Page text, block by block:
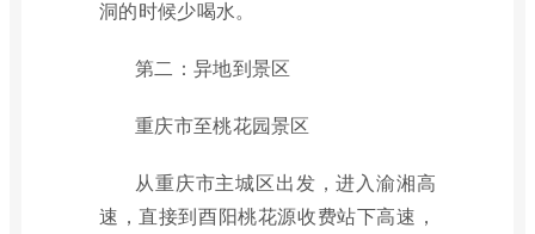
洞的时候少喝水。
第二：异地到景区
重庆市至桃花园景区
从重庆市主城区出发，进入渝湘高
速，直接到酉阳桃花源收费站下高速，